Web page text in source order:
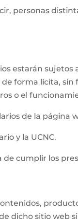
personas
estarán sujetos
forma lícita,
o el
de la página
y la UCNC.
cumplir los
dicho sitio web